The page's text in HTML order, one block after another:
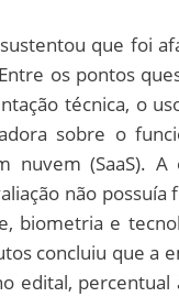
que foi
os pontos
técnica, o
sobre o
nuvem (SaaS).
não
biometria e
concluiu que a
edital,